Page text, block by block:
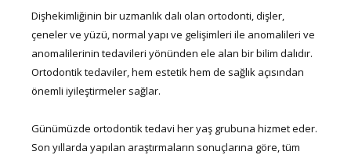
Dişhekimliğinin bir uzmanlık dalı olan ortodonti, dişler,
çeneler ve yüzü, normal yapı ve gelişimleri ile anomalileri ve
anomalilerinin tedavileri yönünden ele alan bir bilim dalıdır.
Ortodontik tedaviler, hem estetik hem de sağlık açısından
önemli iyileştirmeler sağlar.
Günümüzde ortodontik tedavi her yaş grubuna hizmet eder.
Son yıllarda yapılan araştırmaların sonuçlarına göre, tüm